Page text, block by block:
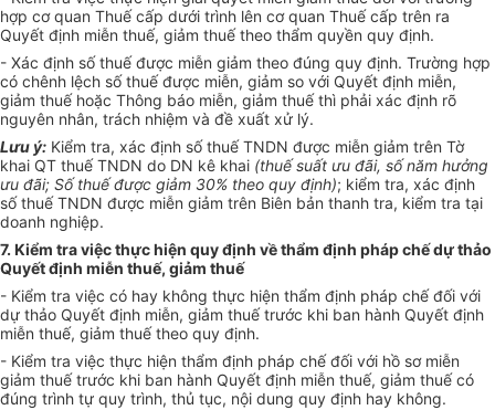
hợp cơ quan Thuế cấp dưới trình lên cơ quan Thuế cấp trên ra
Quyết định miễn thuế, giảm thuế theo thẩm quyền quy định.
- Xác định số thuế được miễn giảm theo đúng quy định. Trường hợp
có chênh lệch số thuế được miễn, giảm so với Quyết định miễn,
giảm thuế hoặc Thông báo miễn, giảm thuế thì phải xác định rõ
nguyên nhân, trách nhiệm và đề xuất xử lý.
Lưu ý: Kiểm tra, xác định số thuế TNDN được miễn giảm trên Tờ
khai QT thuế TNDN do DN kê khai (thuế suất ưu đãi, sốnăm hưởng
ưu đãi; Sốthuế được giảm 30% theo quy định); kiểm tra, xác định
số thuế TNDN được miễn giảm trên Biên bản thanh tra, kiểm tra tại
doanh nghiệp.
7. Kiểm tra việc thực hiện quyđịnh về thẩm định pháp chế dự thảo
Quyết định miễn thuế, giảm thuế
- Kiểm tra việc có hay không thực hiện thẩm định pháp chế đối với
dự thảo Quyết định miễn, giảm thuế trước khi ban hành Quyết định
miễn thuế, giảm thuế theo quy định.
- Kiểm tra việc thực hiện thẩm định pháp chế đối với hồ sơ miễn
giảm thuế trước khi ban hành Quyết định miễn thuế, giảm thuế có
đúng trình tự quy trình, thủ tục, nội dung quy định hay không.